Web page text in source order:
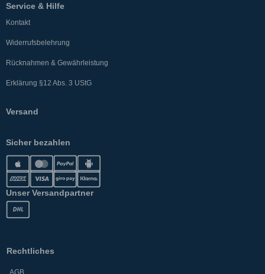
Service & Hilfe
Kontakt
Widerrufsbelehrung
Rücknahmen & Gewährleistung
Erklärung §12 Abs. 3 UStG
Versand
Sicher bezahlen
Unser Versandpartner
Rechtliches
AGB